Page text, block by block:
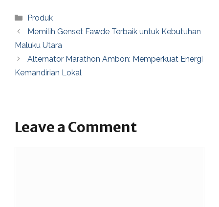
Categories
Produk
Memilih Genset Fawde Terbaik untuk Kebutuhan
Maluku Utara
Alternator Marathon Ambon: Memperkuat Energi
Kemandirian Lokal
Leave a Comment